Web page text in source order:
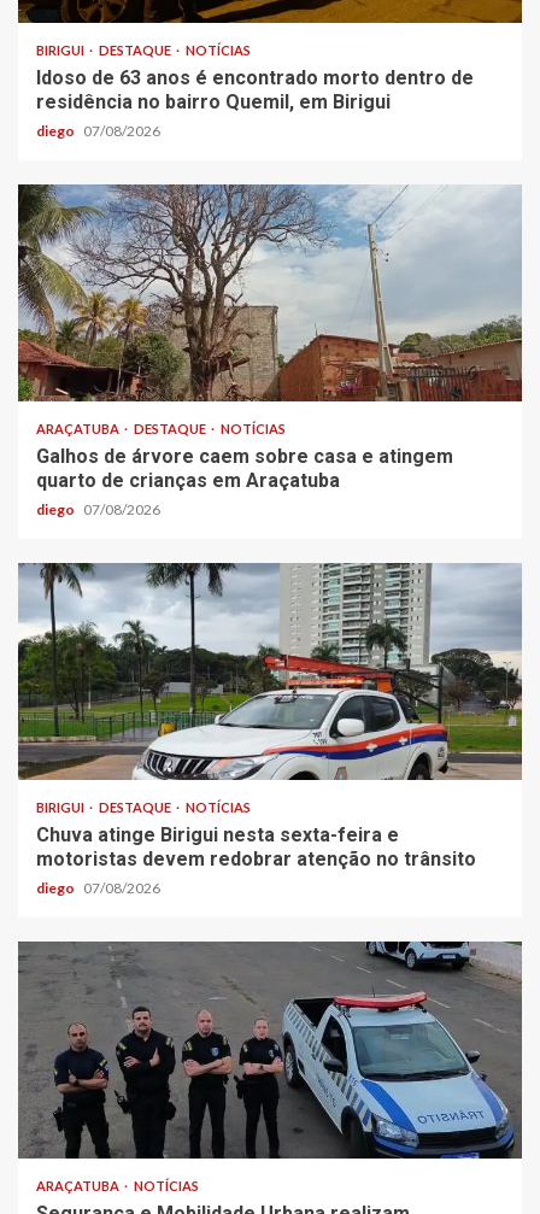
BIRIGUI DESTAQUE NOTÍCIAS
Idoso de 63 anos é encontrado morto dentro de
residência no bairro Quemil, em Birigui
diego 07/08/2026
ARAÇATUBA DESTAQUE NOTÍCIAS
Galhos de árvore caem sobre casa e atingem
quarto de crianças em Araçatuba
diego 07/08/2026
BIRIGUI DESTAQUE NOTÍCIAS
Chuva atinge Birigui nesta sexta-feira e
motoristas devem redobrar atenção no trânsito
diego 07/08/2026
ARAÇATUBA NOTÍCIAS